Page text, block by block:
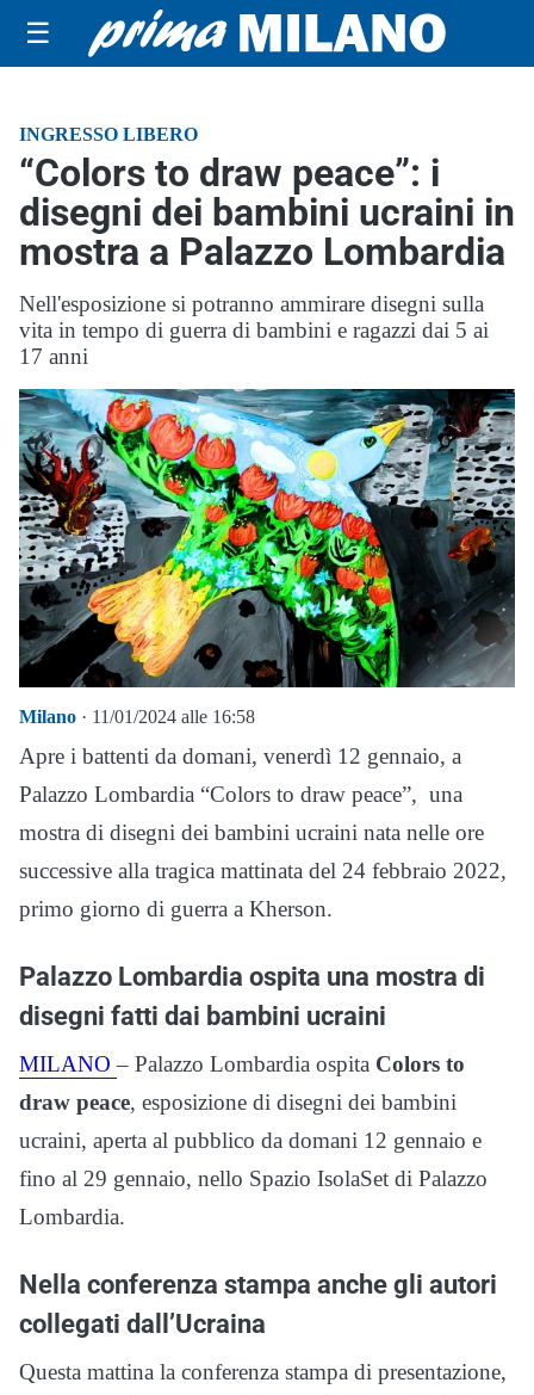
☰
INGRESSO LIBERO
“Colors to draw peace”: i
disegni dei bambini ucraini in
mostra a Palazzo Lombardia
Nell'esposizione si potranno ammirare disegni sulla
vita in tempo di guerra di bambini e ragazzi dai 5 ai
17 anni
Milano · 11/01/2024 alle 16:58
Apre i battenti da domani, venerdì 12 gennaio, a
Palazzo Lombardia “Colors to draw peace”, una
mostra di disegni dei bambini ucraini nata nelle ore
successive alla tragica mattinata del 24 febbraio 2022,
primo giorno di guerra a Kherson.
Palazzo Lombardia ospita una mostra di
disegni fatti dai bambini ucraini
MILANO– Palazzo Lombardia ospita Colors to
draw peace, esposizione di disegni dei bambini
ucraini, aperta al pubblico da domani 12 gennaio e
fino al 29 gennaio, nello Spazio IsolaSet di Palazzo
Lombardia.
Nella conferenza stampa anche gli autori
collegati dall’Ucraina
Questa mattina la conferenza stampa di presentazione,